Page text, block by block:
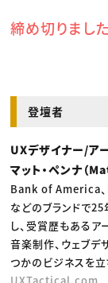
締め切りました
登壇者
UXデザイナー/ア
マット・ペンナ（
Bank of America
などのブランドで
し、受賞歴もあるア
音楽制作、ウェブデ
つかのビジネスを立